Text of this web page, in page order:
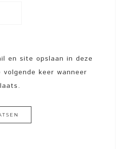
en site opslaan in deze
keer wanneer